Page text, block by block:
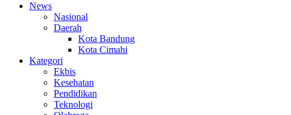
News
Nasional
Daerah
Kota Bandung
Kota Cimahi
Kategori
Ekbis
Kesehatan
Pendidikan
Teknologi